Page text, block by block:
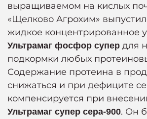
выращиваемом на кислых
«Щелково Агрохим»
жидкое концентрированное
Ультрамаг фосфор супер для
подкормки любых
Содержание протеина в
снижаться и при дефиците
компенсируется при
Ультрамаг супер сера-900. Он